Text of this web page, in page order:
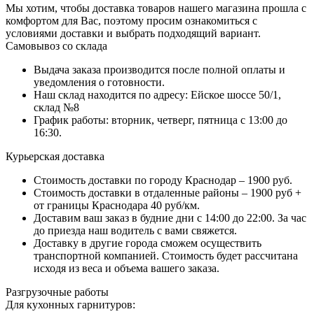
Мы хотим, чтобы доставка товаров нашего магазина прошла с
комфортом для Вас, поэтому просим ознакомиться с
условиями доставки и выбрать подходящий вариант.
Самовывоз со склада
Выдача заказа производится после полной оплаты и
уведомления о готовности.
Наш склад находится по адресу: Ейское шоссе 50/1,
склад №8
График работы: вторник, четверг, пятница с 13:00 до
16:30.
Курьерская доставка
Стоимость доставки по городу Краснодар – 1900 руб.
Стоимость доставки в отдаленные районы – 1900 руб +
от границы Краснодара 40 руб/км.
Доставим ваш заказ в будние дни с 14:00 до 22:00. За час
до приезда наш водитель с вами свяжется.
Доставку в другие города сможем осуществить
транспортной компанией. Стоимость будет рассчитана
исходя из веса и объема вашего заказа.
Разгрузочные работы
Для кухонных гарнитуров: